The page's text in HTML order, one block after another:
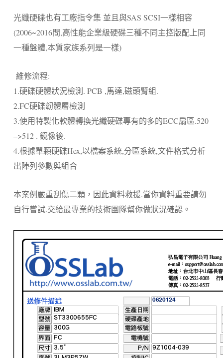
光纖硬碟也有工廠指令集 並且與SAS SCSI一樣相容
(2006~2016間,高性能企業級硬碟三種不同主控版配上同
一種盤體,本質家族系列是一樣)
維修流程:
1.硬碟硬體狀況檢測. PCB ,馬達,磁頭臂組.
2.FC硬碟韌體層檢測
3.使用特製化軟體轉換光纖硬碟專有的多的ECC扇區.520
–>512 . 鏡像後.
4.根據單顆硬碟Hex,以檔案系統,分區系統,文件格式分析
出陣列參數與組合
本案例嚴重刮傷二顆，因此資料救援.當你資料重要請勿
自行嘗試.交給最專業的技術團隊幫你做狀況確認。